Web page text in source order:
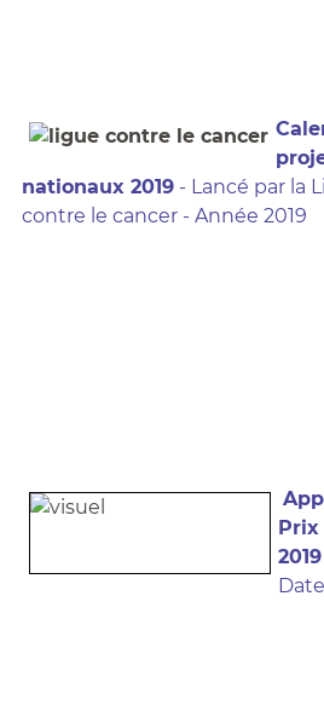
nationaux 2019- Lancé par la
contre le cancer - Année 2019
Prix
2019